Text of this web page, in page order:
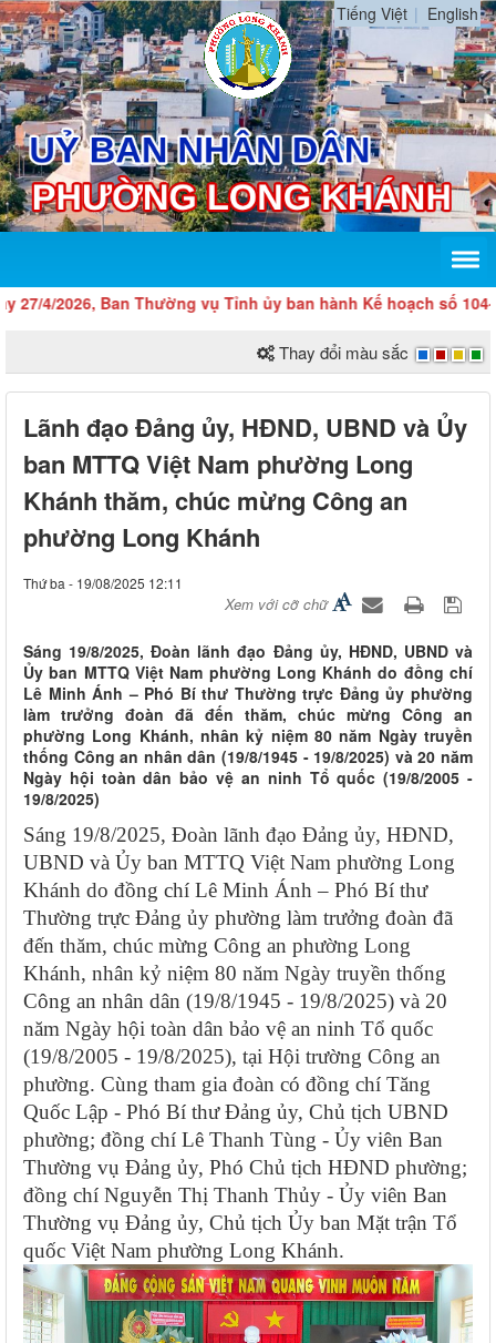
Tiếng Việt English
2026, Ban Thường vụ Tỉnh ủy ban hành Kế hoạch số 104-
Thay đổi màu sắc
Lãnh đạo Đảng ủy, HĐND, UBND và Ủy
ban MTTQ Việt Nam phường Long
Khánh thăm, chúc mừng Công an
phường Long Khánh
Thứ ba - 19/08/2025 12:11
Xem với cỡ chữ
Sáng 19/8/2025, Đoàn lãnh đạo Đảng ủy, HĐND, UBND và
Ủy ban MTTQ Việt Nam phường Long Khánh do đồng chí
Lê Minh Ánh – Phó Bí thư Thường trực Đảng ủy phường
làm trưởng đoàn đã đến thăm, chúc mừng Công an
phường Long Khánh, nhân kỷ niệm 80 năm Ngày truyền
thống Công an nhân dân (19/8/1945 - 19/8/2025) và 20 năm
Ngày hội toàn dân bảo vệ an ninh Tổ quốc (19/8/2005 -
19/8/2025)
Sáng 19/8/2025, Đoàn lãnh đạo Đảng ủy, HĐND,
UBND và Ủy ban MTTQ Việt Nam phường Long
Khánh do đồng chí Lê Minh Ánh – Phó Bí thư
Thường trực Đảng ủy phường làm trưởng đoàn đã
đến thăm, chúc mừng Công an phường Long
Khánh, nhân kỷ niệm 80 năm Ngày truyền thống
Công an nhân dân (19/8/1945 - 19/8/2025) và 20
năm Ngày hội toàn dân bảo vệ an ninh Tổ quốc
(19/8/2005 - 19/8/2025), tại Hội trường Công an
phường. Cùng tham gia đoàn có đồng chí Tăng
Quốc Lập - Phó Bí thư Đảng ủy, Chủ tịch UBND
phường; đồng chí Lê Thanh Tùng - Ủy viên Ban
Thường vụ Đảng ủy, Phó Chủ tịch HĐND phường;
đồng chí Nguyễn Thị Thanh Thủy - Ủy viên Ban
Thường vụ Đảng ủy, Chủ tịch Ủy ban Mặt trận Tổ
quốc Việt Nam phường Long Khánh.